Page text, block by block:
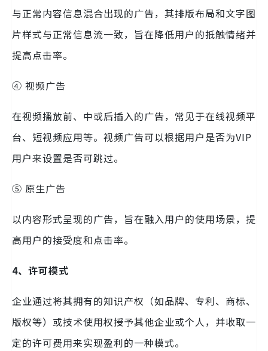
与正常内容信息混合出现的广告，其排版布局和文字图
片样式与正常信息流一致，旨在降低用户的抵触情绪并
提高点击率。
④ 视频广告
在视频播放前、中或后插入的广告，常见于在线视频平
台、短视频应用等。视频广告可以根据用户是否为VIP
用户来设置是否可跳过。
⑤ 原生广告
以内容形式呈现的广告，旨在融入用户的使用场景，提
高用户的接受度和点击率。
4、许可模式
企业通过将其拥有的知识产权（如品牌、专利、商标、
版权等）或技术使用权授予其他企业或个人，并收取一
定的许可费用来实现盈利的一种模式。